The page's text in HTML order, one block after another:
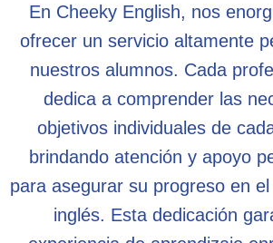
En Cheeky English, nos
ofrecer un servicio altamente
nuestros alumnos. Cada
dedica a comprender las
objetivos individuales de
brindando atención y apoyo
para asegurar su progreso en el
inglés. Esta dedicación